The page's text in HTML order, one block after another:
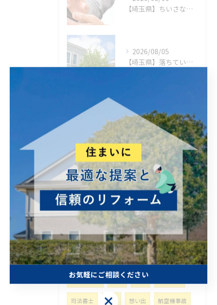
【埼玉県】ちいさな親切
2026/08/05
【埼玉県】落ちているもの
Tags
違い 暑い 植物 助成金・補助金
雨漏れ 火災保険 予算のこと
線状降水帯 福岡 営繕
高齢者 やさしい 修理 手直し
屋根 カバー工法 補助金 突然
壊れる 積乱雲 積雲 悩み事
富士山噴火 比較 相続
司法書士 家族 想い出 航空機事故
お気軽にご相談ください
お気軽にご相談ください